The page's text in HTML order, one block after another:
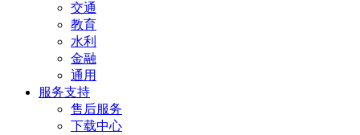
交通
教育
水利
金融
通用
服务支持
售后服务
下载中心